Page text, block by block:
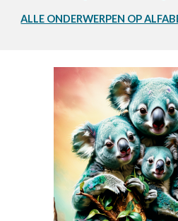
ALLE ONDERWERPEN OP